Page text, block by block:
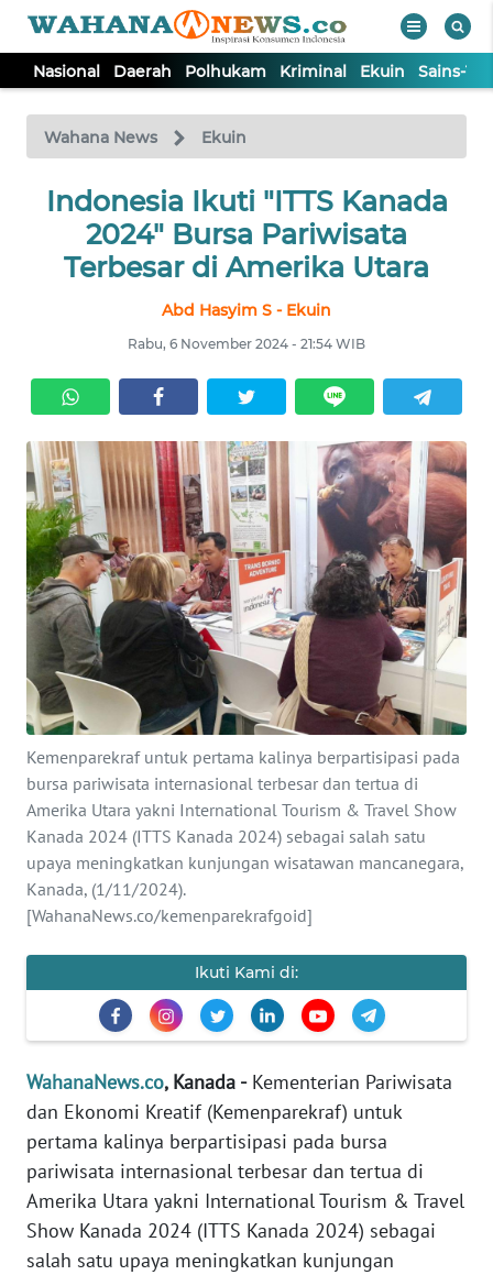
Nasional Daerah Polhukam Kriminal Ekuin Sains-
Wahana News Ekuin
Indonesia Ikuti "ITTS Kanada
2024" Bursa Pariwisata
Terbesar di Amerika Utara
Abd Hasyim S - Ekuin
Rabu, 6 November 2024 - 21:54 WIB
Kemenparekraf untuk pertama kalinya berpartisipasi pada
bursa pariwisata internasional terbesar dan tertua di
Amerika Utara yakni International Tourism & Travel Show
Kanada 2024 (ITTS Kanada 2024) sebagai salah satu
upaya meningkatkan kunjungan wisatawan mancanegara,
Kanada, (1/11/2024).
[WahanaNews.co/kemenparekrafgoid]
Ikuti Kami di:
WahanaNews.co, Kanada -Kementerian Pariwisata
dan Ekonomi Kreatif (Kemenparekraf) untuk
pertama kalinya berpartisipasi pada bursa
pariwisata internasional terbesar dan tertua di
Amerika Utara yakni International Tourism & Travel
Show Kanada 2024 (ITTS Kanada 2024) sebagai
salah satu upaya meningkatkan kunjungan
TV
Tutup
NASIONAL
DAERAH
KRIMINAL
EKUIN
SAINS-TEKNO
KESEHATAN
INTERNASIONAL
SERBA-SERBI
PENDIDIKAN
OLAHRAGA
OPINI
Informasi
INDEKS
KONTAK
KAMI
INFO
IKLAN